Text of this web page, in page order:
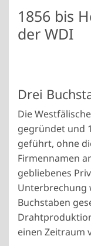
1856 bis
der WDI
Drei
Die
gegründet und
geführt, ohne
Firmennamen
gebliebenes
Unterbrechung
Buchstaben
einen Zeitraum